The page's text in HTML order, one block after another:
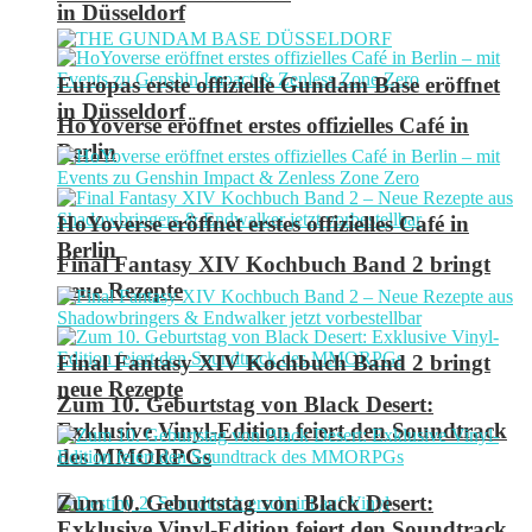
in Düsseldorf
HoYoverse eröffnet erstes offizielles Café in
Berlin
Final Fantasy XIV Kochbuch Band 2 bringt
neue Rezepte
Zum 10. Geburtstag von Black Desert:
Exklusive Vinyl-Edition feiert den Soundtrack
des MMORPGs
Europas erste offizielle Gundam Base eröffnet
in Düsseldorf
HoYoverse eröffnet erstes offizielles Café in
Berlin
Final Fantasy XIV Kochbuch Band 2 bringt
neue Rezepte
Zum 10. Geburtstag von Black Desert: